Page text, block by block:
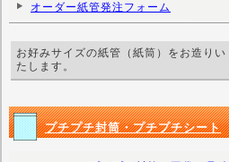
オーダー紙管発注フォーム
お好みサイズの紙管（紙筒）をお造りい
たします。
プチプチ封筒・プチプチシート